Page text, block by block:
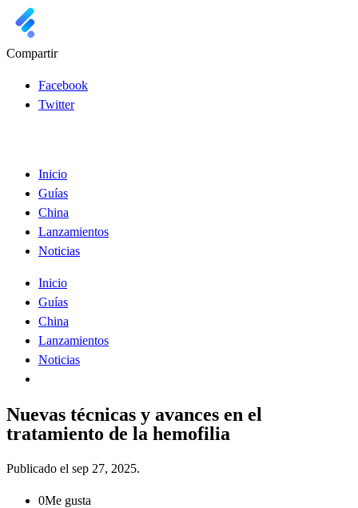
Compartir
Facebook
Twitter
Inicio
Guías
China
Lanzamientos
Noticias
Inicio
Guías
China
Lanzamientos
Noticias
Nuevas técnicas y avances en el
tratamiento de la hemofilia
Publicado el sep 27, 2025.
0Me gusta